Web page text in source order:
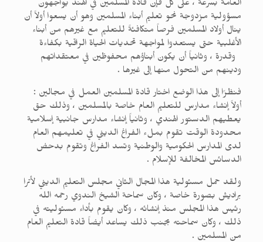
العامة بسرعة ، على كل فإن قادة المسلمين في الهند يواجهون
مسؤولية مزدوجة نحو تعليم أبناء المسلمين وهو أن يسعوا أولاً أن
ينال أولاد المسلمين فرصاً متكافئةً للتعليم مع غيرهم من أبناء
الأغلبية حتى يستعدوا لمواجهة تحديات الحياة الراقية بكفاءة
وقدرة ، وثانياً أن يكون أبناؤهم محفوظين في معتقداتهم
ودينهم من التحول منها إلى غيرها .
فنظرًا إلى هذا الوضع اختار قادة المسلمين العمل في مجالين :
أولاً إنشاء مدارس للتعليم العام خاصة بالمسلمين ، وذلك حق
يعطيهم الدستور الهندي ، وثانياً إنشاء مدارس جانبية إسلامية
محدودة الوقت تقوم بملء الفراغ الديني في تعليمهم العام
لدى المدارس الحكومية والوطنية وتسد الفراغ وتقوم بدحض
الدسائس المخالفة للإسلام .
ولقد حمل مسئولية هذا المجال الثاني مجلس التعليم الديني لأترا
براديش بصورة خاصة ، وكان سماحة الشيخ الندوي رحمه الله
رئيس هذا المجلس منذ إنشائه ، وكان يقوم بأداء مسئوليته في
ذلك ، وكان سماحته بجنب ذلك يساعد أيضاً قادة التعليم العام
من المسلمين .